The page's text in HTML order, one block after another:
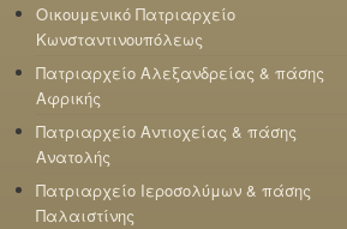
Οικουμενικό Πατριαρχείο
Κωνσταντινουπόλεως
Πατριαρχείο Αλεξανδρείας & πάσης
Αφρικής
Πατριαρχείο Αντιοχείας & πάσης
Ανατολής
Πατριαρχείο Ιεροσολύμων & πάσης
Παλαιστίνης